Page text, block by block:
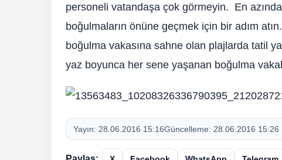
personeli vatandaşa çok görmeyin. En
boğulmaların önüne geçmek için bir adım
boğulma vakasına sahne olan plajlarda tatil
yaz boyunca her sene yaşanan boğulma
Yayın: 28.06.2016 15:16Güncelleme: 28.06.2016 15:26